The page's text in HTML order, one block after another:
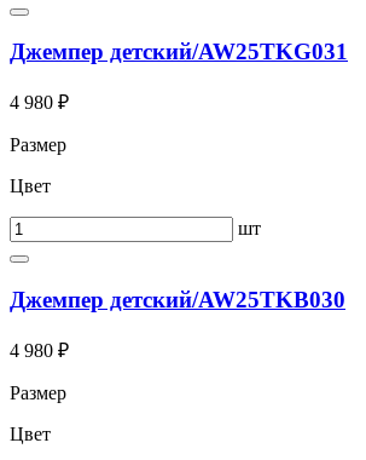
Джемпер детский/AW25TKG031
4 980 ₽
Размер
Цвет
шт
Джемпер детский/AW25TKB030
4 980 ₽
Размер
Цвет